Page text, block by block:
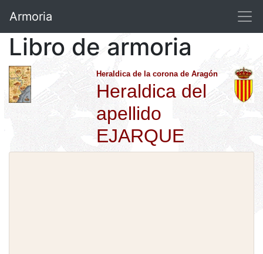
Armoria
Libro de armoria
Heraldica de la corona de Aragón
Heraldica del
apellido
EJARQUE